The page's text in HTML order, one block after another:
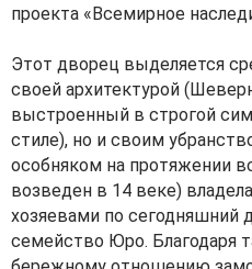
проекта «Всемирное
Этот дворец выделяется
своей архитектурой
выстроенный в строгой
стиле), но и своим
особняком на протяжении
возведен в 14 веке)
хозяевами по сегодняшний
семейство Юро. Благодаря